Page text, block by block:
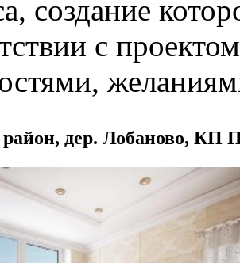
создание
с
дер. Лобаново, КП